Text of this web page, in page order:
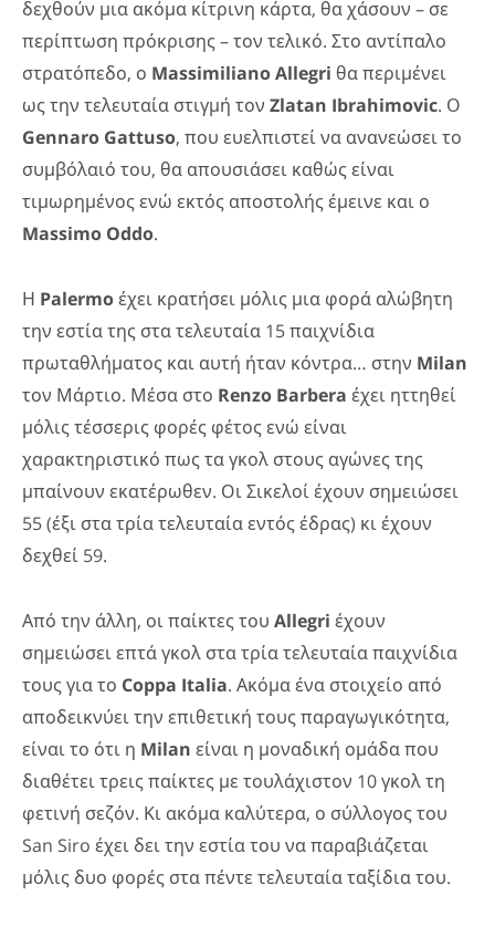
δεχθούν μια ακόμα κίτρινη κάρτα, θα χάσουν – σε
περίπτωση πρόκρισης – τον τελικό. Στο αντίπαλο
στρατόπεδο, ο MassimilianoAllegri θα περιμένει
ως την τελευταία στιγμή τον Zlatan Ibrahimovic. Ο
Gennaro Gattuso, που ευελπιστεί να ανανεώσει το
συμβόλαιό του, θα απουσιάσει καθώς είναι
τιμωρημένος ενώ εκτός αποστολής έμεινε και ο
Massimo Oddo.
Η Palermoέχει κρατήσει μόλις μια φορά αλώβητη
την εστία της στα τελευταία 15 παιχνίδια
πρωταθλήματος και αυτή ήταν κόντρα… στην Milan
τον Μάρτιο. Μέσα στο Renzo Barbera έχει ηττηθεί
μόλις τέσσερις φορές φέτος ενώ είναι
χαρακτηριστικό πως τα γκολ στους αγώνες της
μπαίνουν εκατέρωθεν. Οι Σικελοί έχουν σημειώσει
55 (έξι στα τρία τελευταία εντός έδρας) κι έχουν
δεχθεί 59.
Από την άλλη, οι παίκτες του Allegri έχουν
σημειώσει επτά γκολ στα τρία τελευταία παιχνίδια
τους για το Coppa Italia. Ακόμα ένα στοιχείο από
αποδεικνύει την επιθετική τους παραγωγικότητα,
είναι το ότι η Milan είναι η μοναδική ομάδα που
διαθέτει τρεις παίκτες με τουλάχιστον 10 γκολ τη
φετινή σεζόν. Κι ακόμα καλύτερα, ο σύλλογος του
San Siro έχει δει την εστία του να παραβιάζεται
μόλις δυο φορές στα πέντε τελευταία ταξίδια του.